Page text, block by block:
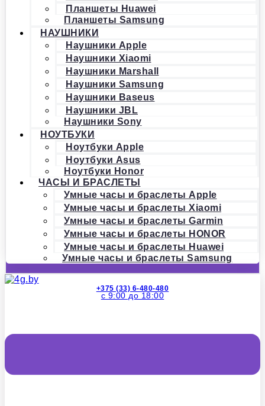
Планшеты Huawei
Планшеты Samsung
НАУШНИКИ
Наушники Apple
Наушники Xiaomi
Наушники Marshall
Наушники Samsung
Наушники Baseus
Наушники JBL
Наушники Sony
НОУТБУКИ
Ноутбуки Apple
Ноутбуки Asus
Ноутбуки Honor
ЧАСЫ И БРАСЛЕТЫ
Умные часы и браслеты Apple
Умные часы и браслеты Xiaomi
Умные часы и браслеты Garmin
Умные часы и браслеты HONOR
Умные часы и браслеты Huawei
Умные часы и браслеты Samsung
+375 (33) 6-480-480
с 9:00 до 18:00